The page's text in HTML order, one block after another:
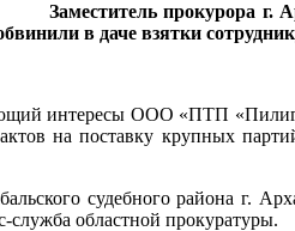
Заместитель прокурора г.
в даче взятки
интересы ООО «ПТП
на поставку крупных
судебного района
областной прокуратуры.